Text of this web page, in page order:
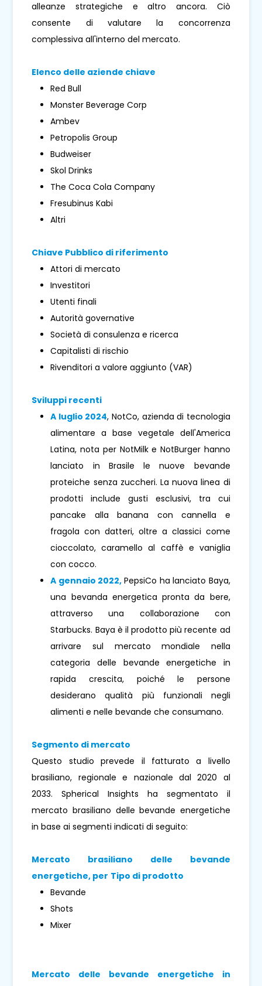
alleanze strategiche e altro ancora. Ciò
consente di valutare la concorrenza
complessiva all'interno del mercato.
Elenco delle aziende chiave
Red Bull
Monster Beverage Corp
Ambev
Petropolis Group
Budweiser
Skol Drinks
The Coca Cola Company
Fresubinus Kabi
Altri
Chiave Pubblico di riferimento
Attori di mercato
Investitori
Utenti finali
Autorità governative
Società di consulenza e ricerca
Capitalisti di rischio
Rivenditori a valore aggiunto (VAR)
Sviluppi recenti
A luglio 2024, NotCo, azienda di tecnologia
alimentare a base vegetale dell'America
Latina, nota per NotMilk e NotBurger hanno
lanciato in Brasile le nuove bevande
proteiche senza zuccheri. La nuova linea di
prodotti include gusti esclusivi, tra cui
pancake alla banana con cannella e
fragola con datteri, oltre a classici come
cioccolato, caramello al caffè e vaniglia
con cocco.
A gennaio 2022, PepsiCo ha lanciato Baya,
una bevanda energetica pronta da bere,
attraverso una collaborazione con
Starbucks. Baya è il prodotto più recente ad
arrivare sul mercato mondiale nella
categoria delle bevande energetiche in
rapida crescita, poiché le persone
desiderano qualità più funzionali negli
alimenti e nelle bevande che consumano.
Segmento di mercato
Questo studio prevede il fatturato a livello
brasiliano, regionale e nazionale dal 2020 al
2033. Spherical Insights ha segmentato il
mercato brasiliano delle bevande energetiche
in base ai segmenti indicati di seguito:
Mercato brasiliano delle bevande
energetiche, per Tipo di prodotto
Bevande
Shots
Mixer
Mercato delle bevande energetiche in